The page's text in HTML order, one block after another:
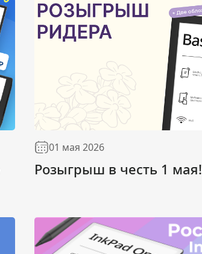
01 мая 2026
Розыгрыш в честь 1 мая!